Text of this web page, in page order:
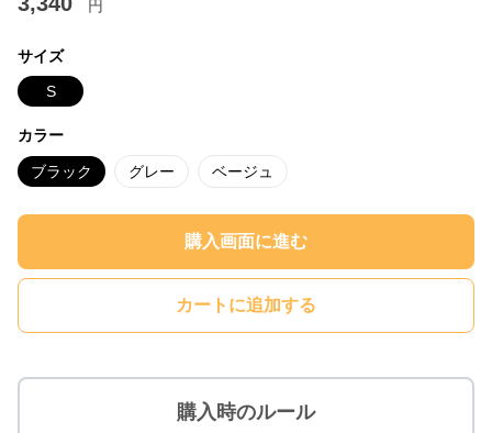
円
サイズ
S
カラー
ブラック グレー ベージュ
購入画面に進む
カートに追加する
購入時のルール